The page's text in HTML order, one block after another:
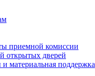
приемной комиссии
открытых дверей
материальная поддержка